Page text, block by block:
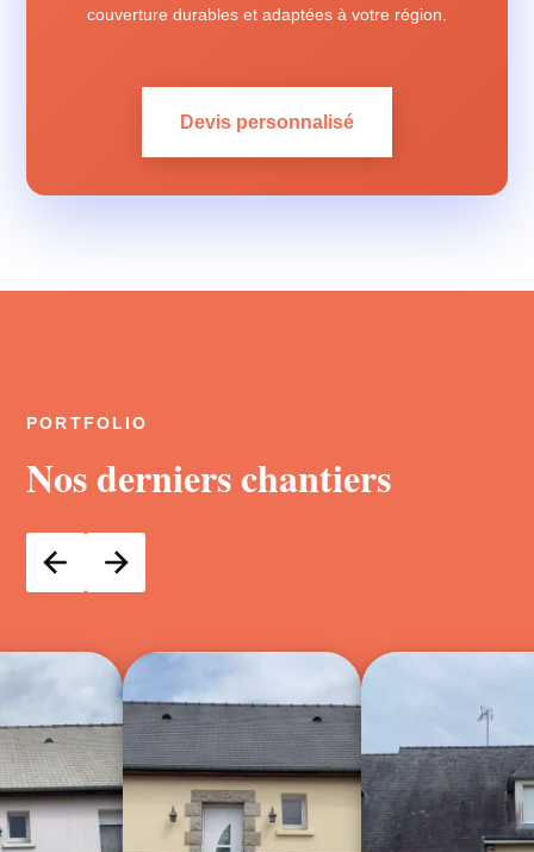
couverture durables et adaptées à votre région.
Devis personnalisé
PORTFOLIO
Nos derniers chantiers